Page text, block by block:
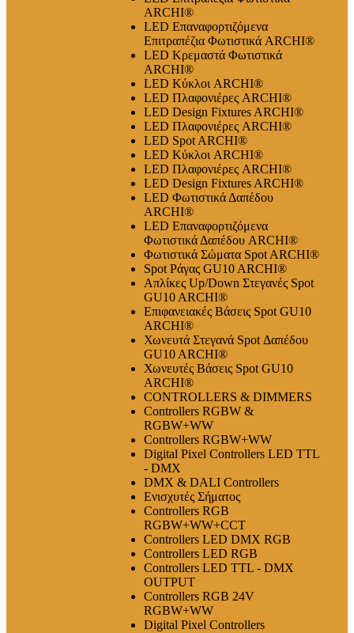
ARCHI®
LED Επαναφορτιζόμενα
Επιτραπέζια Φωτιστικά ARCHI®
LED Κρεμαστά Φωτιστικά
ARCHI®
LED Κύκλοι ARCHI®
LED Πλαφονιέρες ARCHI®
LED Design Fixtures ARCHI®
LED Πλαφονιέρες ARCHI®
LED Spot ARCHI®
LED Κύκλοι ARCHI®
LED Πλαφονιέρες ARCHI®
LED Design Fixtures ARCHI®
LED Φωτιστικά Δαπέδου
ARCHI®
LED Επαναφορτιζόμενα
Φωτιστικά Δαπέδου ARCHI®
Φωτιστικά Σώματα Spot ARCHI®
Spot Ράγας GU10 ARCHI®
Απλίκες Up/Down Στεγανές Spot
GU10 ARCHI®
Επιφανειακές Βάσεις Spot GU10
ARCHI®
Χωνευτά Στεγανά Spot Δαπέδου
GU10 ARCHI®
Χωνευτές Βάσεις Spot GU10
ARCHI®
CONTROLLERS & DIMMERS
Controllers RGBW &
RGBW+WW
Controllers RGBW+WW
Digital Pixel Controllers LED TTL
- DMX
DMX & DALI Controllers
Ενισχυτές Σήματος
Controllers RGB
RGBW+WW+CCT
Controllers LED DMX RGB
Controllers LED RGB
Controllers LED TTL - DMX
OUTPUT
Controllers RGB 24V
RGBW+WW
Digital Pixel Controllers